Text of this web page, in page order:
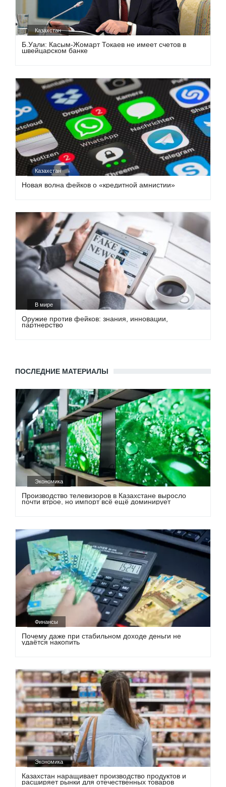
Казахстан
Б.Уали: Касым-Жомарт Токаев не имеет счетов в
швейцарском банке
Казахстан
Новая волна фейков о «кредитной амнистии»
В мире
Оружие против фейков: знания, инновации,
партнерство
ПОСЛЕДНИЕ МАТЕРИАЛЫ
Экономика
Производство телевизоров в Казахстане выросло
почти втрое, но импорт всё ещё доминирует
Финансы
Почему даже при стабильном доходе деньги не
удаётся накопить
Экономика
Казахстан наращивает производство продуктов и
расширяет рынки для отечественных товаров